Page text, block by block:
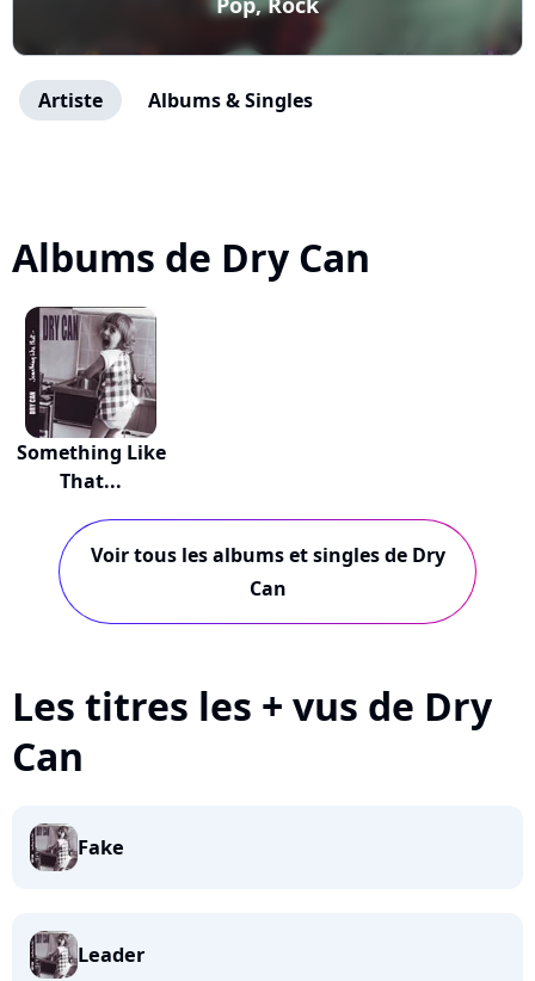
Artiste Albums & Singles
Albums de Dry Can
Something Like
That...
Voir tous les albums et singles de Dry
Can
Les titres les + vus de Dry
Can
Fake
Leader